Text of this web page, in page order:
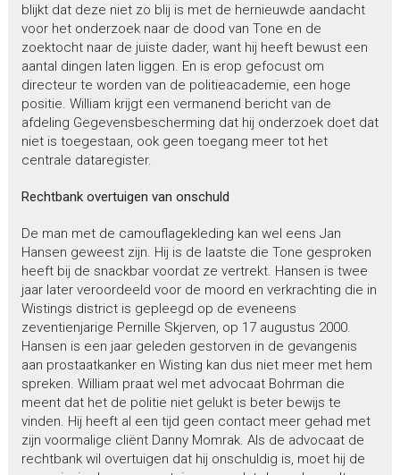
blijkt dat deze niet zo blij is met de hernieuwde aandacht
voor het onderzoek naar de dood van Tone en de
zoektocht naar de juiste dader, want hij heeft bewust een
aantal dingen laten liggen. En is erop gefocust om
directeur te worden van de politieacademie, een hoge
positie. William krijgt een vermanend bericht van de
afdeling Gegevensbescherming dat hij onderzoek doet dat
niet is toegestaan, ook geen toegang meer tot het
centrale dataregister.
Rechtbank overtuigen van onschuld
De man met de camouflagekleding kan wel eens Jan
Hansen geweest zijn. Hij is de laatste die Tone gesproken
heeft bij de snackbar voordat ze vertrekt. Hansen is twee
jaar later veroordeeld voor de moord en verkrachting die in
Wistings district is gepleegd op de eveneens
zeventienjarige Pernille Skjerven, op 17 augustus 2000.
Hansen is een jaar geleden gestorven in de gevangenis
aan prostaatkanker en Wisting kan dus niet meer met hem
spreken. William praat wel met advocaat Bohrman die
meent dat het de politie niet gelukt is beter bewijs te
vinden. Hij heeft al een tijd geen contact meer gehad met
zijn voormalige cliënt Danny Momrak. Als de advocaat de
rechtbank wil overtuigen dat hij onschuldig is, moet hij de